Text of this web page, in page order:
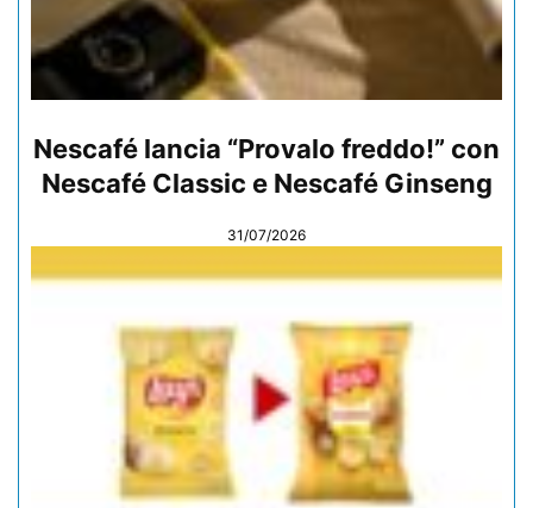
Nescafé lancia “Provalo freddo!” con
Nescafé Classic e Nescafé Ginseng
31/07/2026